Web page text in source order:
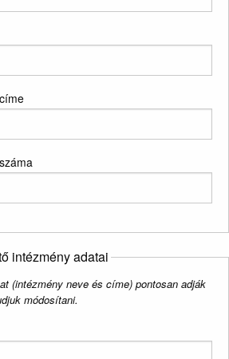
intézmény adatai
(intézmény neve és címe) pontosan adják
módosítani.